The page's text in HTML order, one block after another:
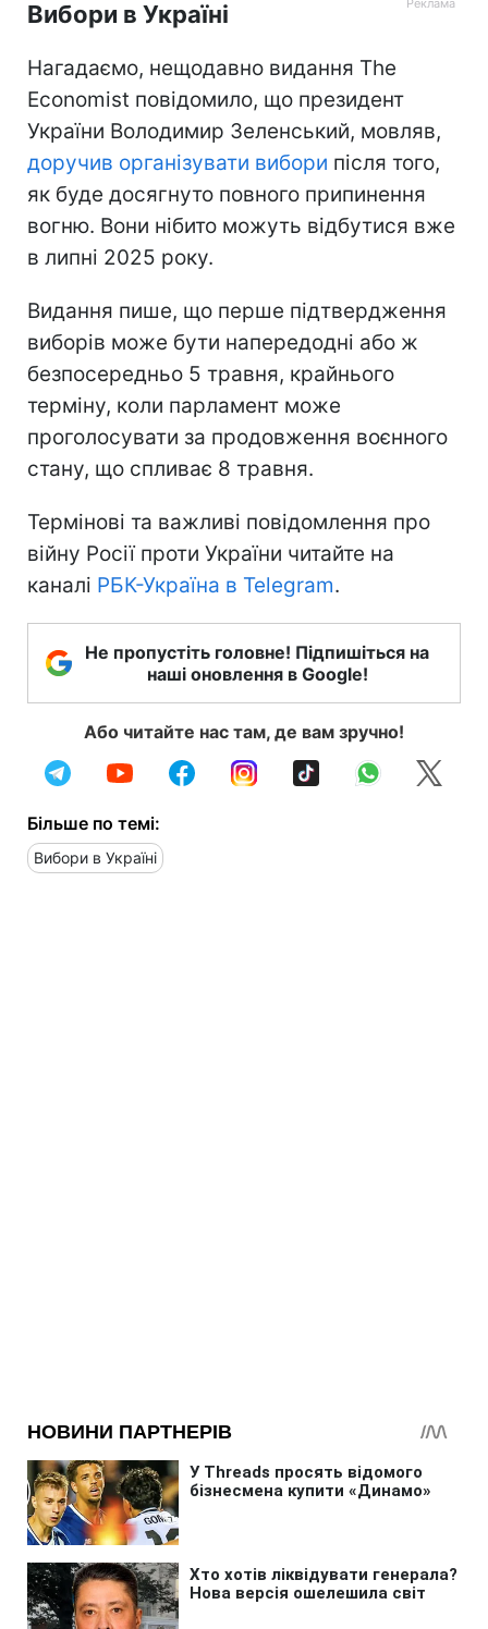
Вибори в Україні
Нагадаємо, нещодавно видання The
Economist повідомило, що президент
України Володимир Зеленський, мовляв,
доручив організувати вибори після того,
як буде досягнуто повного припинення
вогню. Вони нібито можуть відбутися вже
в липні 2025 року.
Видання пише, що перше підтвердження
виборів може бути напередодні або ж
безпосередньо 5 травня, крайнього
терміну, коли парламент може
проголосувати за продовження воєнного
стану, що спливає 8 травня.
Термінові та важливі повідомлення про
війну Росії проти України читайте на
каналі РБК-Україна в Telegram.
Не пропустіть головне! Підпишіться на
наші оновлення в Google!
Або читайте нас там, де вам зручно!
Більше по темі:
Вибори в Україні